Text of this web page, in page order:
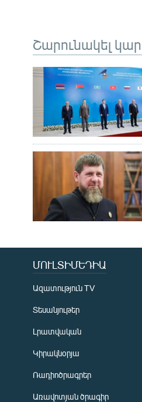
Շարունակել
ՄՈՒԼՏԻՄԵԴԻԱ
Ազատություն TV
Տեսանյութեր
Լրատվական
Կիրակնօրյա
Ռադիոծրագրեր
Առավոտյան ծրագիր